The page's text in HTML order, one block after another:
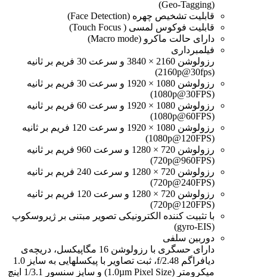
(Geo-Tagging)
قابلیت تشخیص چهره (Face Detection)
قابلیت فوکوس لمسی ( Touch Focus)
دارای حالت ماکرو (Macro mode)
فیلمبرداری
رزولوشن 2160 × 3840 و سرعت 30 فریم بر ثانیه
(2160p@30fps)
رزولوشن 1080 × 1920 و سرعت 30 فریم بر ثانیه
(1080p@30FPS)
رزولوشن 1080 × 1920 و سرعت 60 فریم بر ثانیه
(1080p@60FPS)
رزولوشن 1080 × 1920 و سرعت 120 فریم بر ثانیه
(1080p@120FPS)
رزولوشن 720 × 1280 و سرعت 960 فریم بر ثانیه
(720p@960FPS)
رزولوشن 720 × 1280 و سرعت 240 فریم بر ثانیه
(720p@240FPS)
رزولوشن 720 × 1280 و سرعت 120 فریم بر ثانیه
(720p@120FPS)
با تثبیت کننده الکترونیکی تصویر مبتنی بر ژیروسکوپ
(gyro-EIS)
دوربین سلفی
دارای حسگری با رزولوشن 16 مگاپیکسل، دریچه‌ی
دیافراگم f/2.48، ثبت تصاویر با پیکسل‎هایی به سایز 1.0
میکرومتر (1.0µm Pixel Size) و سایز سنسور 1/3.1 اینچ